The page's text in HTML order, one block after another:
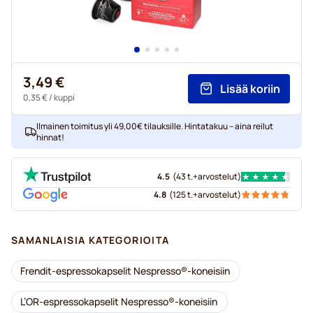
3,49 €
0,35 €/ kuppi
Lisää koriin
Ilmainen toimitus yli 49,00€ tilauksille. Hintatakuu – aina reilut
hinnat!
4.5 (43 t.+arvostelut)
4.8 (125 t.+arvostelut)
SAMANLAISIA KATEGORIOITA
Frendit-espressokapselit Nespresso®-koneisiin
L’OR-espressokapselit Nespresso®-koneisiin